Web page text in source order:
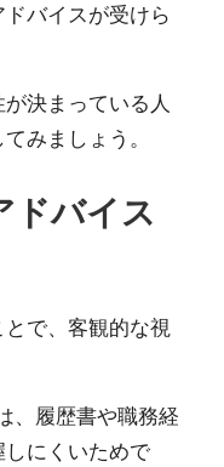
バイスが受けら
決まっている人
みましょう。
ドバイス
で、客観的な視
、履歴書や職務経
にくいためで